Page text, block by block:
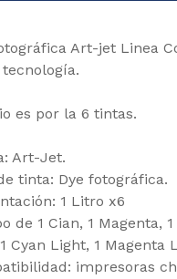
Art-jet Linea
es por la 6 tintas.
Art-Jet.
tinta: Dye fotográfica.
1 Litro x6
de 1 Cian, 1 Magenta,
Cyan Light, 1 Magenta
impresoras